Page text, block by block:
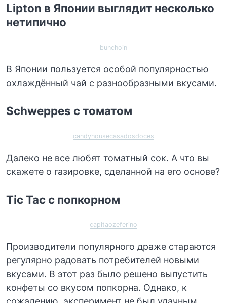
Lipton в Японии выглядит несколько
нетипично
bunchoin
В Японии пользуется особой популярностью
охлаждённый чай с разнообразными вкусами.
Schweppes с томатом
candyhousecasadosdoces
Далеко не все любят томатный сок. А что вы
скажете о газировке, сделанной на его основе?
Tic Tac с попкорном
capitaozeferino
Производители популярного драже стараются
регулярно радовать потребителей новыми
вкусами. В этот раз было решено выпустить
конфеты со вкусом попкорна. Однако, к